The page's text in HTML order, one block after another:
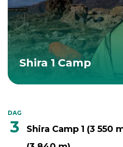
Shira 1 Camp
DAG
3
Shira Camp 1 (3 550